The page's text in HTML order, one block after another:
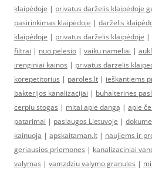
klaipėdoje | privatus darželis klaipėdoje
pasirinkimas klaipėdoje | darželis
klaipėdoje | privatus darželis klaipėdoje |
filtrai | nuo pelesio | vaiku nameliai |
irenginiai kainos | privatus darzelis
korepetitorius | paroles.lt | ieškantiems
bakterijos kanalizacijai | buhalterines
cerpiu stogas | mitai apie dangą | apie
patarimai | paslaugos Lietuvoje |
kainuoja | apskaitaman.lt | naujiems ir
geriausios priemones | kanalizaciniai
valymas | vamzdziu valymo granules |